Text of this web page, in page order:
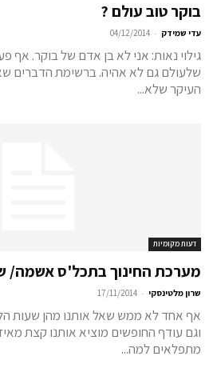
בוקר טוב עולם ?
עדי שמידק -
04/12/2014
גילוי נאות: אני לא בן אדם של בוקר. אף
שלעולם גם לא אהיה. ברשימת הדברים
העיקר שלא...
דעות מקומיות
מערכת החינוך בתכל'ס אשמה/
שרון מלטינסקי -
17/11/2014
אף אחד לא ממש שאל אותנו מהן שעות
וגם עודף החופשים מוציא אותנו קצת
מתפלאים למה...